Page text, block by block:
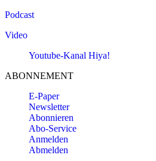
Podcast
Video
Youtube-Kanal Hiya!
ABONNEMENT
E-Paper
Newsletter
Abonnieren
Abo-Service
Anmelden
Abmelden